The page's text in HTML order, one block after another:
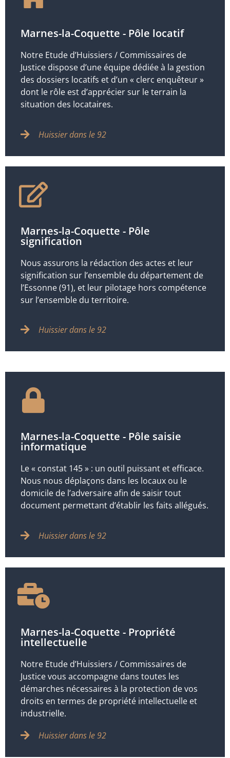
Marnes-la-Coquette - Pôle locatif
Notre Etude d’Huissiers / Commissaires de
Justice dispose d’une équipe dédiée à la gestion
des dossiers locatifs et d’un « clerc enquêteur »
dont le rôle est d’apprécier sur le terrain la
situation des locataires.
Huissier dans le 92
Marnes-la-Coquette - Pôle
signification
Nous assurons la rédaction des actes et leur
signification sur l’ensemble du département de
l’Essonne (91), et leur pilotage hors compétence
sur l’ensemble du territoire.
Huissier dans le 92
Marnes-la-Coquette - Pôle saisie
informatique
Le « constat 145 » : un outil puissant et efficace.
Nous nous déplaçons dans les locaux ou le
domicile de l’adversaire afin de saisir tout
document permettant d’établir les faits allégués.
Huissier dans le 92
Marnes-la-Coquette - Propriété
intellectuelle
Notre Etude d’Huissiers / Commissaires de
Justice vous accompagne dans toutes les
démarches nécessaires à la protection de vos
droits en termes de propriété intellectuelle et
industrielle.
Huissier dans le 92